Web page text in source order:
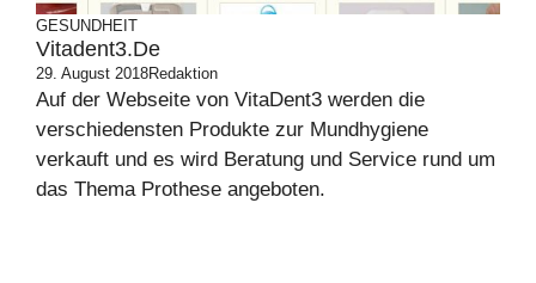
GESUNDHEIT
Vitadent3.de
29. August 2018Redaktion
Auf der Webseite von VitaDent3 werden die
verschiedensten Produkte zur Mundhygiene
verkauft und es wird Beratung und Service rund um
das Thema Prothese angeboten.